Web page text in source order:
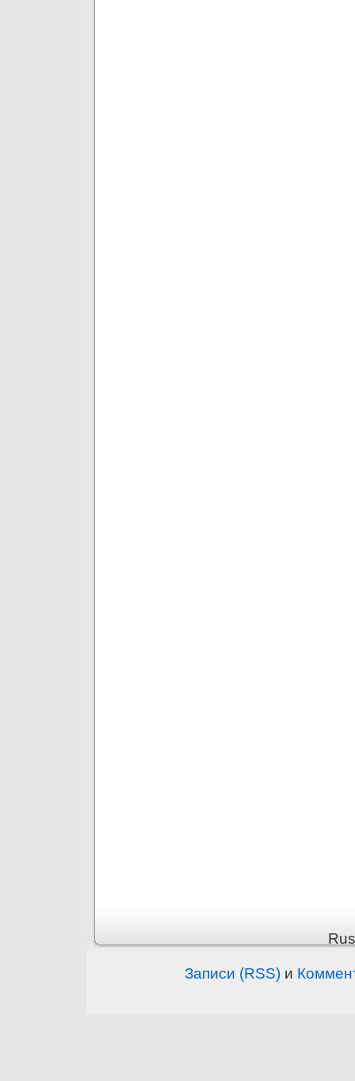
Записи (RSS) и